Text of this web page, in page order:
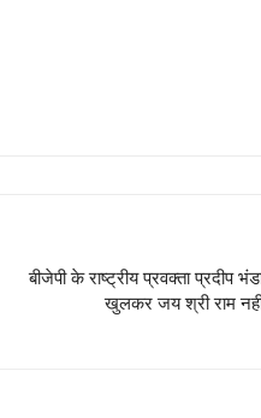
बीजेपी के राष्ट्रीय प्रवक्ता प्रदीप
खुलकर जय श्री राम नहीं